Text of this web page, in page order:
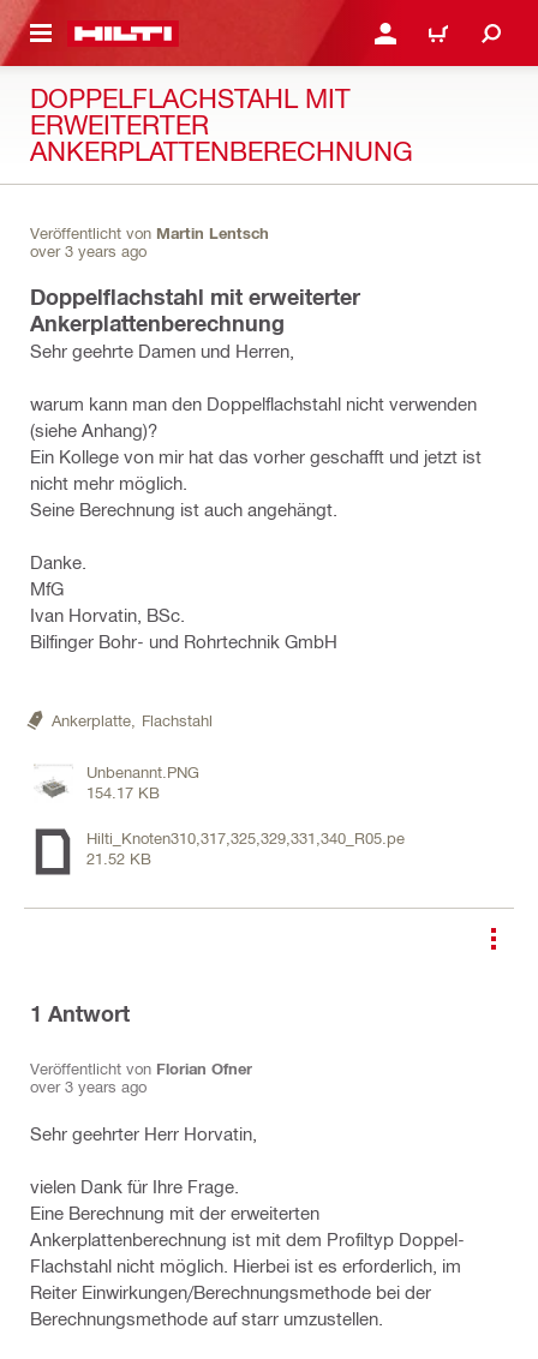
ANMELDEN ODER
WARENKORB
DOPPELFLACHSTAHL MIT
ERWEITERTER
ANKERPLATTENBERECHNUNG
Veröffentlicht von Martin Lentsch
over 3 years ago
Doppelflachstahl mit erweiterter
Ankerplattenberechnung
Sehr geehrte Damen und Herren,
warum kann man den Doppelflachstahl nicht verwenden
(siehe Anhang)?
Ein Kollege von mir hat das vorher geschafft und jetzt ist
nicht mehr möglich.
Seine Berechnung ist auch angehängt.
Danke.
MfG
Ivan Horvatin, BSc.
Bilfinger Bohr- und Rohrtechnik GmbH
Ankerplatte, Flachstahl
Unbenannt.PNG
154.17 KB
Hilti_Knoten310,317,325,329,331,340_R05.pe
21.52 KB
1 Antwort
Veröffentlicht von Florian Ofner
over 3 years ago
Sehr geehrter Herr Horvatin,
vielen Dank für Ihre Frage.
Eine Berechnung mit der erweiterten
Ankerplattenberechnung ist mit dem Profiltyp Doppel-
Flachstahl nicht möglich. Hierbei ist es erforderlich, im
Reiter Einwirkungen/Berechnungsmethode bei der
Berechnungsmethode auf starr umzustellen.